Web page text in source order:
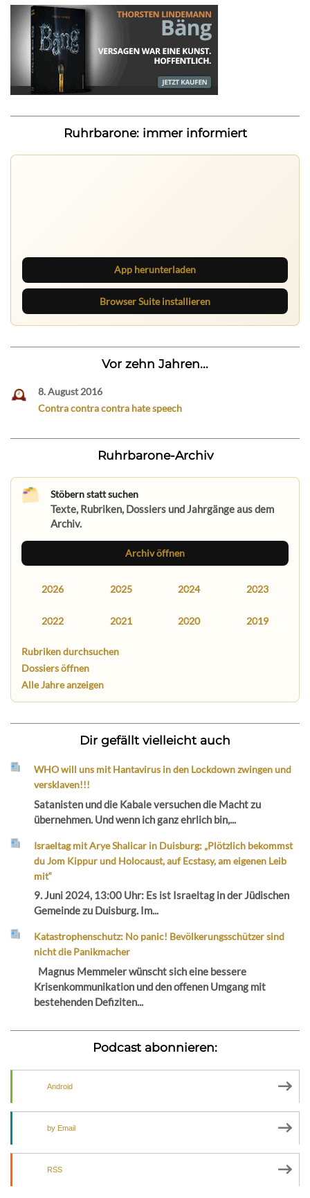
Ruhrbarone: immer informiert
App herunterladen
Browser Suite installieren
Vor zehn Jahren...
8. August 2016
Contra contra contra hate speech
Ruhrbarone-Archiv
Stöbern statt suchen
Texte, Rubriken, Dossiers und Jahrgänge aus dem
Archiv.
Archiv öffnen
2026 2025 2024 2023
2022 2021 2020 2019
Rubriken durchsuchen
Dossiers öffnen
Alle Jahre anzeigen
Dir gefällt vielleicht auch
WHO will uns mit Hantavirus in den Lockdown zwingen und
versklaven!!!
Satanisten und die Kabale versuchen die Macht zu
übernehmen. Und wenn ich ganz ehrlich bin,...
Israeltag mit Arye Shalicar in Duisburg: „Plötzlich bekommst
du Jom Kippur und Holocaust, auf Ecstasy, am eigenen Leib
mit“
9. Juni 2024, 13:00 Uhr: Es ist Israeltag in der Jüdischen
Gemeinde zu Duisburg. Im...
Katastrophenschutz: No panic! Bevölkerungsschützer sind
nicht die Panikmacher
Magnus Memmeler wünscht sich eine bessere
Krisenkommunikation und den offenen Umgang mit
bestehenden Defiziten...
Podcast abonnieren:
Android
by Email
RSS